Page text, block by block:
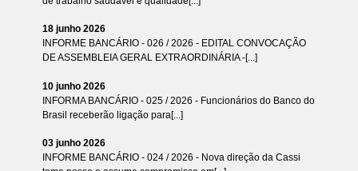
18 junho 2026
INFORME BANCÁRIO - 026 / 2026 - EDITAL CONVOCAÇÃO
DE ASSEMBLEIA GERAL EXTRAORDINÁRIA -[...]
10 junho 2026
INFORMA BANCÁRIO - 025 / 2026 - Funcionários do Banco do
Brasil receberão ligação para[...]
03 junho 2026
INFORME BANCÁRIO - 024 / 2026 - Nova direção da Cassi